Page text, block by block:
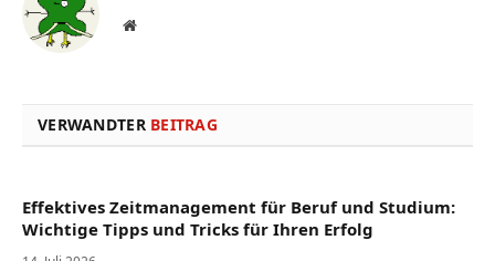
Website
VERWANDTER BEITRAG
Effektives Zeitmanagement für Beruf und Studium:
Wichtige Tipps und Tricks für Ihren Erfolg